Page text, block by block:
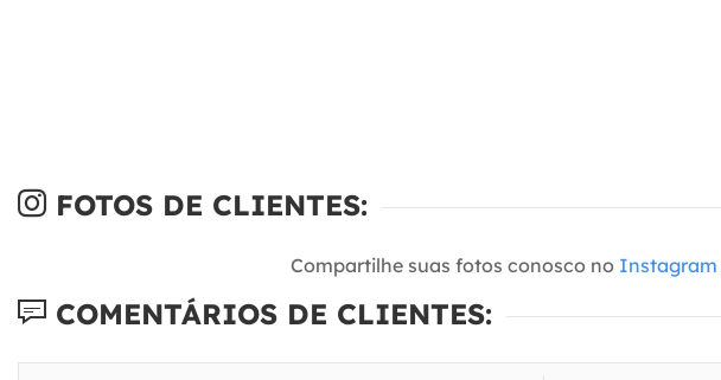
FOTOS DE CLIENTES:
Compartilhe suas fotos conosco no Instagram
COMENTÁRIOS DE CLIENTES: